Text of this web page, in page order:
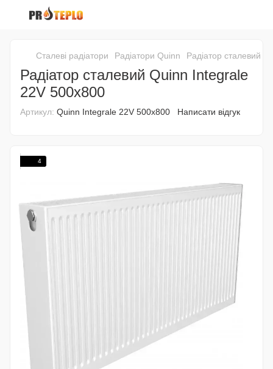
Сталеві радіатори Радіатори Quinn Радіатор сталевий
Радіатор сталевий Quinn Integrale
22V 500x800
Артикул: Quinn Integrale 22V 500x800 Написати відгук
4